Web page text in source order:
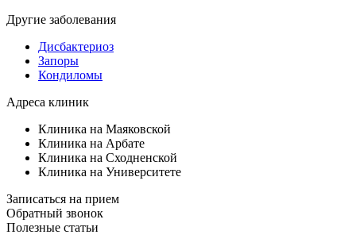
Другие заболевания
Дисбактериоз
Запоры
Кондиломы
Адреса клиник
Клиника на Маяковской
Клиника на Арбате
Клиника на Сходненской
Клиника на Университете
Записаться на прием
Обратный звонок
Полезные статьи